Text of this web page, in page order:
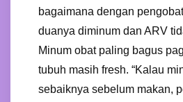
bagaimana dengan
duanya diminum dan ARV
Minum obat paling bagus
tubuh masih fresh. “Kalau
sebaiknya sebelum makan,